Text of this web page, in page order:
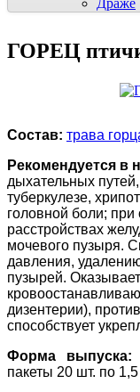
Драже
ГОРЕЦ
Состав: трава
Рекомендуется в
дыхательных
туберкулезе,
головной боли;
расстройствах
мочевого пузыря.
давления,
пузырей.
дизентерии),
способствует
Форма выпуска:
пакеты 20 шт. по 1,5